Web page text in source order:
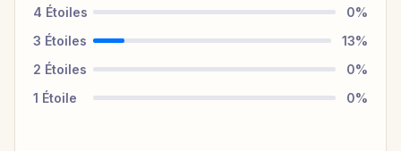
4 Étoiles 0%
3 Étoiles 13%
2 Étoiles 0%
1 Étoile 0%